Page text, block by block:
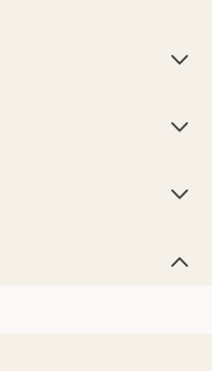



